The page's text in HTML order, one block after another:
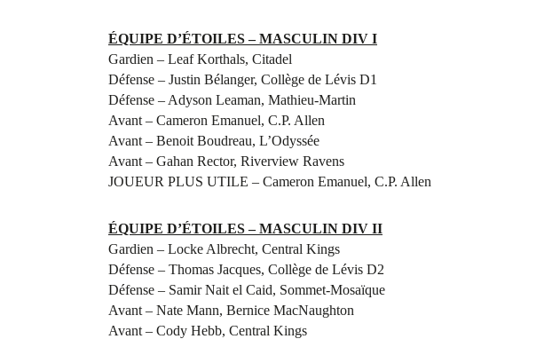
ÉQUIPE D’ÉTOILES – MASCULIN DIV I
Gardien – Leaf Korthals, Citadel
Défense – Justin Bélanger, Collège de Lévis D1
Défense – Adyson Leaman, Mathieu-Martin
Avant – Cameron Emanuel, C.P. Allen
Avant – Benoit Boudreau, L’Odyssée
Avant – Gahan Rector, Riverview Ravens
JOUEUR PLUS UTILE – Cameron Emanuel, C.P. Allen
ÉQUIPE D’ÉTOILES – MASCULIN DIV II
Gardien – Locke Albrecht, Central Kings
Défense – Thomas Jacques, Collège de Lévis D2
Défense – Samir Nait el Caid, Sommet-Mosaïque
Avant – Nate Mann, Bernice MacNaughton
Avant – Cody Hebb, Central Kings